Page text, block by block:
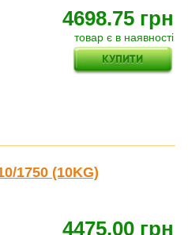
4698.75 грн
товар є в наявності
1750 (10KG)
4475.00 грн